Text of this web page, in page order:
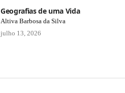
Geografias de uma Vida
Altiva Barbosa da Silva
julho 13, 2026